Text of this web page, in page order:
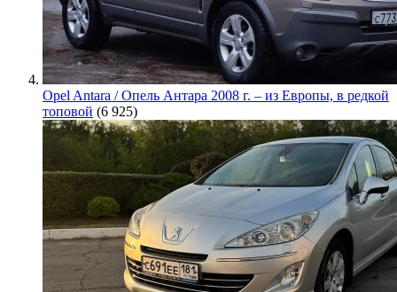
Opel Antara / Опель Антара 2008 г. – из Европы, в редкой
топовой (6 925)